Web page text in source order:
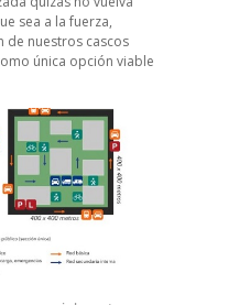
sea a la fuerza,
de nuestros cascos
única opción viable